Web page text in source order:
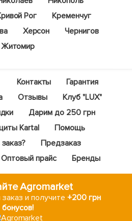
Рог
Кременчуг
Херсон
Чернигов
Житомир
Контакты
Гарантия
Отзывы
Клуб "LUX"
Дарим до 250 грн
Kartal
Помощь
Предзаказ
Оптовый прайс Бренды
Agromarket
и получите +200 грн
бонусов!